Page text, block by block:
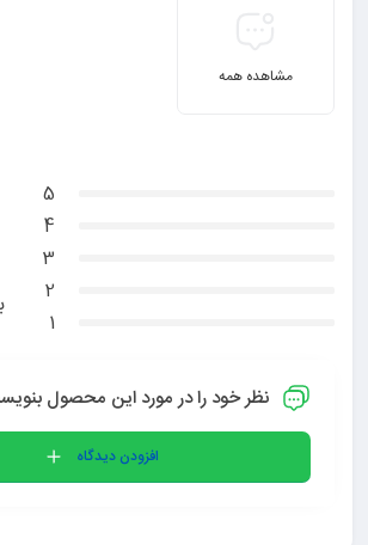
مشاهده همه
5
4
3
2
1
نظر خود را در مورد این محصول
افزودن دیدگاه